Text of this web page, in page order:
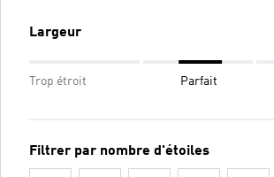
Largeur
Trop étroit Parfait
Filtrer par nombre d'étoiles